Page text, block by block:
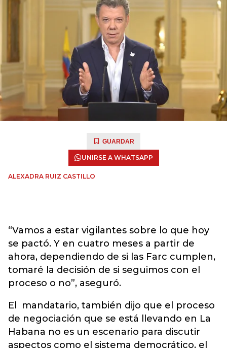
GUARDAR
UNIRSE A WHATSAPP
ALEXADRA RUIZ CASTILLO
“Vamos a estar vigilantes sobre lo que hoy
se pactó. Y en cuatro meses a partir de
ahora, dependiendo de si las Farc cumplen,
tomaré la decisión de si seguimos con el
proceso o no”, aseguró.
El mandatario, también dijo que el proceso
de negociación que se está llevando en La
Habana no es un escenario para discutir
aspectos como el sistema democrático, el